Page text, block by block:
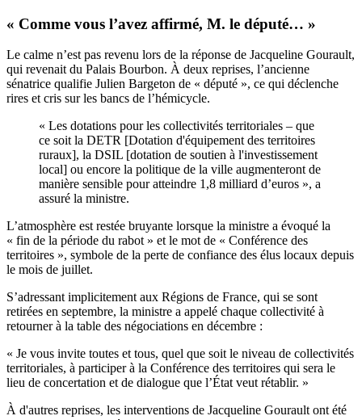
« Comme vous l’avez affirmé, M. le député… »
Le calme n’est pas revenu lors de la réponse de Jacqueline Gourault,
qui revenait du Palais Bourbon. À deux reprises, l’ancienne
sénatrice qualifie Julien Bargeton de « député », ce qui déclenche
rires et cris sur les bancs de l’hémicycle.
« Les dotations pour les collectivités territoriales – que
ce soit la DETR [Dotation d'équipement des territoires
ruraux], la DSIL [dotation de soutien à l'investissement
local] ou encore la politique de la ville augmenteront de
manière sensible pour atteindre 1,8 milliard d’euros », a
assuré la ministre.
L’atmosphère est restée bruyante lorsque la ministre a évoqué la
« fin de la période du rabot » et le mot de « Conférence des
territoires », symbole de la perte de confiance des élus locaux depuis
le mois de juillet.
S’adressant implicitement aux Régions de France, qui se sont
retirées en septembre, la ministre a appelé chaque collectivité à
retourner à la table des négociations en décembre :
« Je vous invite toutes et tous, quel que soit le niveau de collectivités
territoriales, à participer à la Conférence des territoires qui sera le
lieu de concertation et de dialogue que l’État veut rétablir. »
À d'autres reprises, les interventions de Jacqueline Gourault ont été